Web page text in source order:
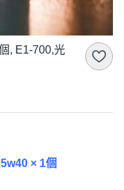
, E1-700,光
× 1個